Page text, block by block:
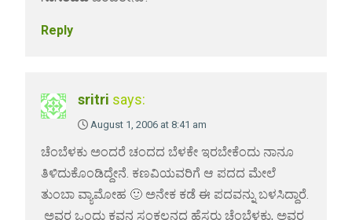
Reply
sritri says:
August 1, 2006 at 8:41 am
ಚೆಂಬೆಳಕು ಅಂದರೆ ಚಂದದ ಬೆಳಕೇ ಇರಬೇಕೆಂದು ನಾನೂ
ತಿಳಿದುಕೊಂಡಿದ್ದೇನೆ. ಕಣವಿಯವರಿಗೆ ಆ ಪದದ ಮೇಲೆ
ತುಂಬಾ ವ್ಯಾಮೋಹ 🙂 ಅನೇಕ ಕಡೆ ಈ ಪದವನ್ನು ಬಳಸಿದ್ದಾರೆ.
ಅವರ ಒಂದು ಕವನ ಸಂಕಲನದ ಹೆಸರು ಚೆಂಬೆಳಕು, ಅವರ